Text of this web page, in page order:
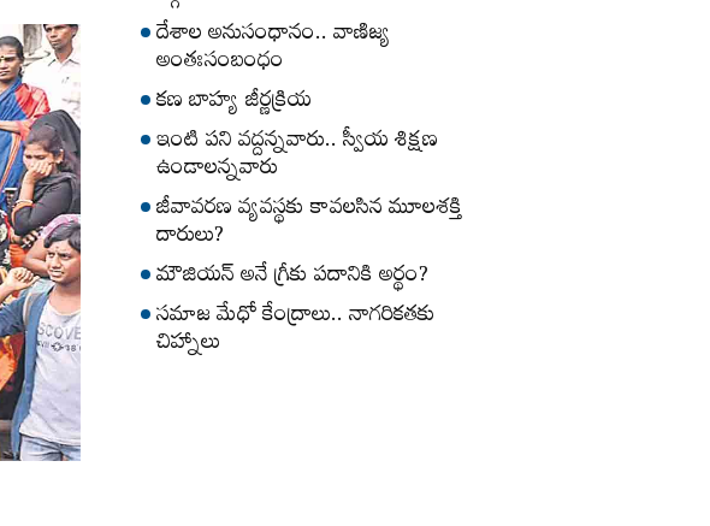
దేశాల అనుసంధానం.. వాణిజ్య
అంతఃసంబంధం
కణ బాహ్య జీర్ణక్రియ
ఇంటి పని వద్దన్నవారు.. స్వీయ శిక్షణ
ఉండాలన్నవారు
జీవావరణ వ్యవస్థకు కావలసిన మూలశక్తి
దారులు?
మౌజియన్‌ అనే గ్రీకు పదానికి అర్థం?
సమాజ మేధో కేంద్రాలు.. నాగరికతకు
చిహ్నాలు